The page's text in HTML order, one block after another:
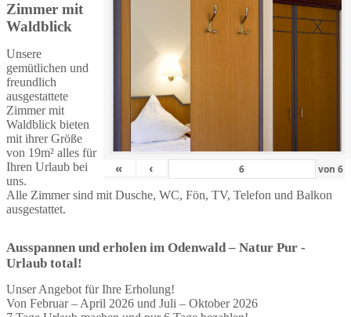
« ‹ von 6
Zimmer mit
Waldblick
Unsere
gemütlichen und
freundlich
ausgestattete
Zimmer mit
Waldblick bieten
mit ihrer Größe
von 19m² alles für
Ihren Urlaub bei
uns.
Alle Zimmer sind mit Dusche, WC, Fön, TV, Telefon und Balkon
ausgestattet.
Ausspannen und erholen im Odenwald – Natur Pur -
Urlaub total!
Unser Angebot für Ihre Erholung!
Von Februar – April 2026 und Juli – Oktober 2026